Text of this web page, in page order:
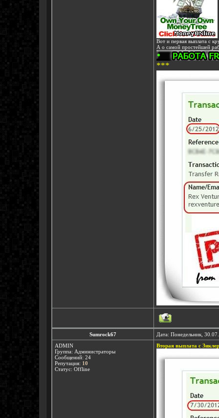
Вот и первая выплата с
А о самой простейшей
***
Sumrock67
Дата: Понедельник,
ADMIN
Группа: Администраторы
Сообщений: 24
Репутация: 10
Статус: Offline
Вторая выплата с